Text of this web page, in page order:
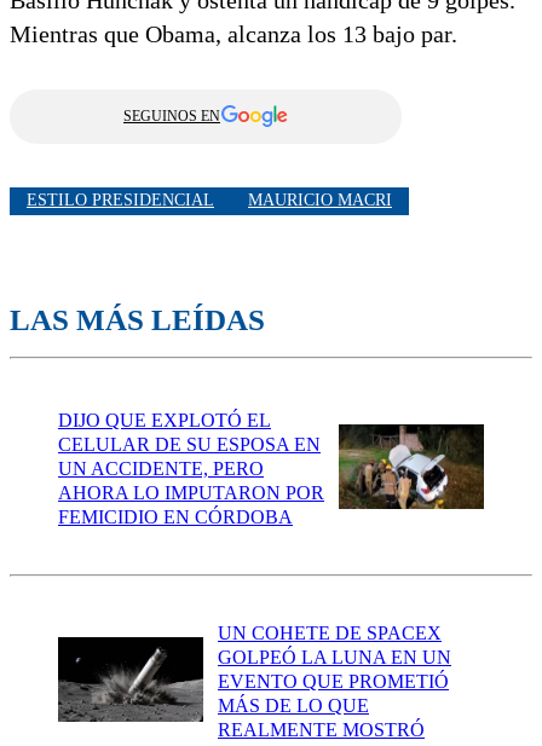
Mientras que Obama, alcanza los 13 bajo par.
SEGUINOS EN
ESTILO PRESIDENCIAL MAURICIO MACRI
LAS MÁS LEÍDAS
DIJO QUE EXPLOTÓ EL
CELULAR DE SU ESPOSA EN
UN ACCIDENTE, PERO
AHORA LO IMPUTARON POR
FEMICIDIO EN CÓRDOBA
UN COHETE DE SPACEX
GOLPEÓ LA LUNA EN UN
EVENTO QUE PROMETIÓ
MÁS DE LO QUE
REALMENTE MOSTRÓ